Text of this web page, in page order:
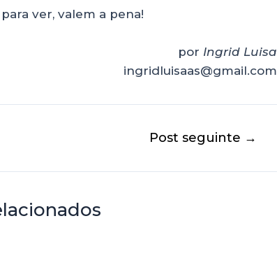
ver, valem a pena!
por Ingrid Luisa
ingridluisaas@gmail.com
Post seguinte →